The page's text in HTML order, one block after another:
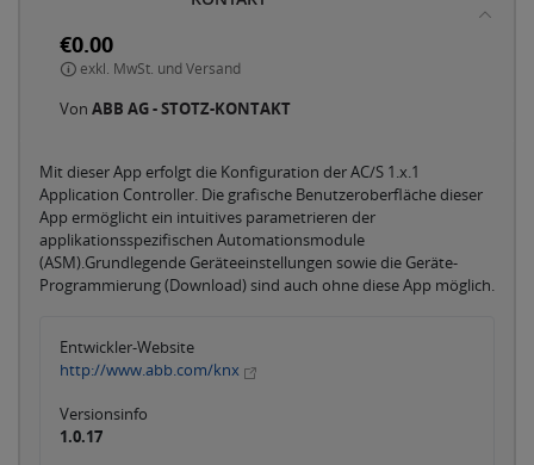
€0.00
exkl. MwSt. und Versand
Von ABB AG - STOTZ-KONTAKT
Mit dieser App erfolgt die Konfiguration der AC/S 1.x.1
Application Controller. Die grafische Benutzeroberfläche dieser
App ermöglicht ein intuitives parametrieren der
applikationsspezifischen Automationsmodule
(ASM).Grundlegende Geräteeinstellungen sowie die Geräte-
Programmierung (Download) sind auch ohne diese App möglich.
Entwickler-Website
http://www.abb.com/knx
Versionsinfo
1.0.17